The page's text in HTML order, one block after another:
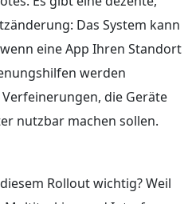
Das System kann
eine App Ihren Standort
werden
die Geräte
nutzbar machen sollen.
Rollout wichtig? Weil